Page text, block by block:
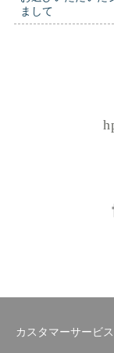
まして
カスタマーサービス